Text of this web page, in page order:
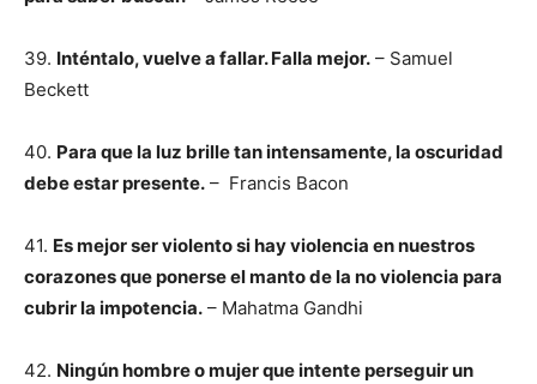
39. Inténtalo, vuelve a fallar. Falla mejor. – Samuel
Beckett
40. Para que la luz brille tan intensamente, la oscuridad
debe estar presente. – Francis Bacon
41. Es mejor ser violento si hay violencia en nuestros
corazones que ponerse el manto de la no violencia para
cubrir la impotencia. – Mahatma Gandhi
42. Ningún hombre o mujer que intente perseguir un